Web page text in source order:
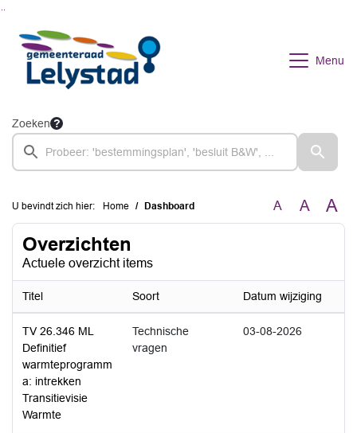
Menu
Zoeken
U bevindt zich hier: Home Dashboard A A A
Overzichten
Actuele overzicht items
Titel Soort Datum wijziging
TV 26.346 ML
Definitief
warmteprogramm
a: intrekken
Transitievisie
Warmte
Technische
vragen
03-08-2026